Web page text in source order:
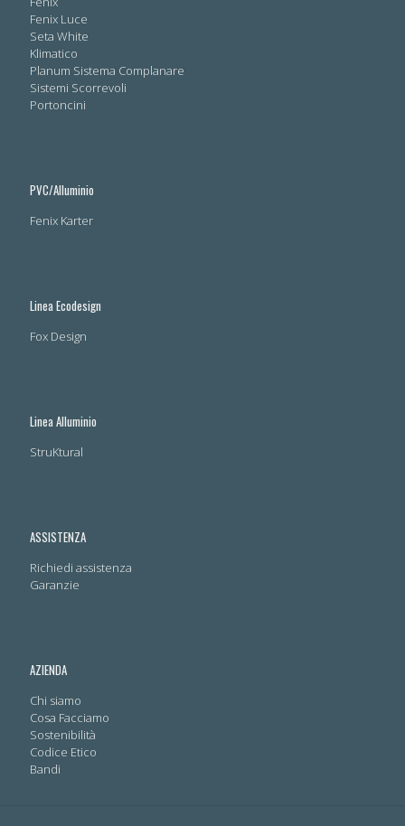
Fenix Luce
Seta White
Klimatico
Planum Sistema Complanare
Sistemi Scorrevoli
Portoncini
PVC/Alluminio
Fenix Karter
Linea Ecodesign
Fox Design
Linea Alluminio
StruKtural
ASSISTENZA
Richiedi assistenza
Garanzie
AZIENDA
Chi siamo
Cosa Facciamo
Sostenibilità
Codice Etico
Bandi